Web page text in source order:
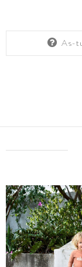
As-